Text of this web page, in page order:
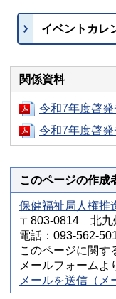
イベントカレ
関係資料
令和7年度啓発
令和7年度啓発
このページの作成
保健福祉局人権推
〒803-0814 北九
電話：093-562-
このページに関す
メールフォームよ
メールを送信（メ